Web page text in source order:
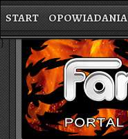
START OPOWIADANIA
}